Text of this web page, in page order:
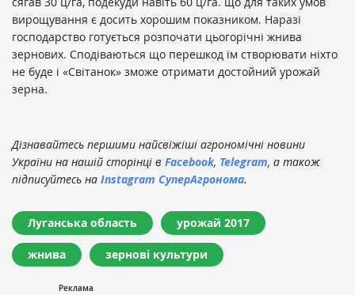
вирощування є досить хорошим показником. Наразі
господарство готується розпочати цьогорічні жнива
зернових. Сподіваються що перешкод їм створювати ніхто
не буде і «Світанок» зможе отримати достойний урожай
зерна.
Дізнавайтесь першими найсвіжіші агрономічні новини
України на нашій сторінці в Facebook, Telegram, а також
підписуйтесь на Instagram СуперАгронома.
Луганська область урожай 2017
жнива зернові культури